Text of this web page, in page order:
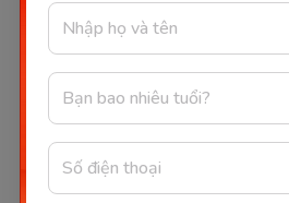
đang gặp vấn
Tốt như vậy, liệumẹ